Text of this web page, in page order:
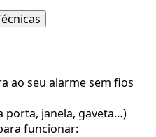
ao seu alarme sem fios
porta, janela, gaveta…)
funcionar: